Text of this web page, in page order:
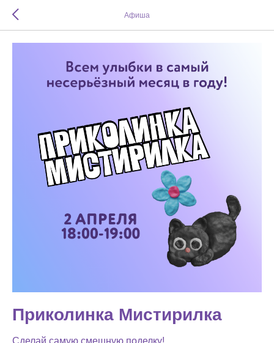
Афиша
Приколинка Мистирилка
Сделай самую смешную поделку!